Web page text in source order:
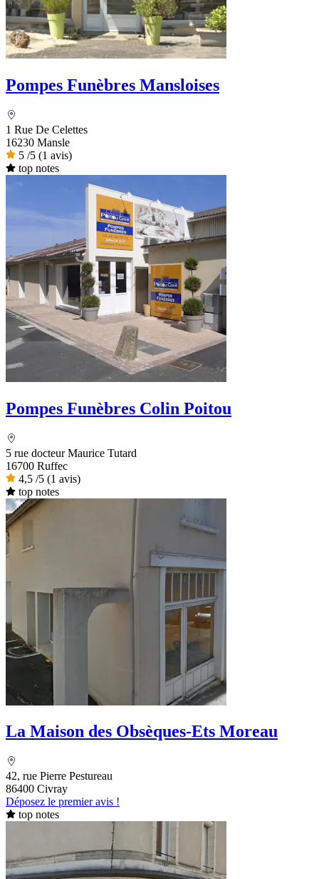
Pompes Funèbres Mansloises
1 Rue De Celettes
16230 Mansle
5 /5 (1 avis)
top notes
Pompes Funèbres Colin Poitou
5 rue docteur Maurice Tutard
16700 Ruffec
4,5 /5 (1 avis)
top notes
La Maison des Obsèques-Ets Moreau
42, rue Pierre Pestureau
86400 Civray
Déposez le premier avis !
top notes